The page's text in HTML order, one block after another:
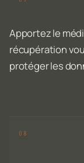
Apportez le
récupération
protéger les